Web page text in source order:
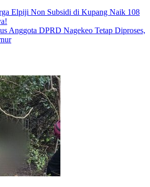
Elpiji Non Subsidi di Kupang Naik 108
Anggota DPRD Nagekeo Tetap Diproses,